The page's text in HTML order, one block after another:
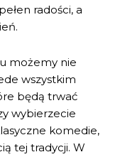
radości, a
możemy nie
wszystkim
będą trwać
wybierzecie
komedie,
tej tradycji. W